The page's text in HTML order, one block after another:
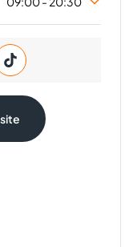
- 20:30
- 20:30
- 20:30
- 20:30